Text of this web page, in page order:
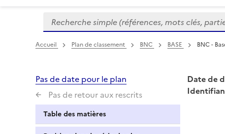
Formulaire
de
recherche
Recherche simple (références, mots clés, partie
Accueil Plan de classement BNC BASE BNC -
Pas de date pour le plan
Pas de retour aux rescrits
Table des matières
Date de